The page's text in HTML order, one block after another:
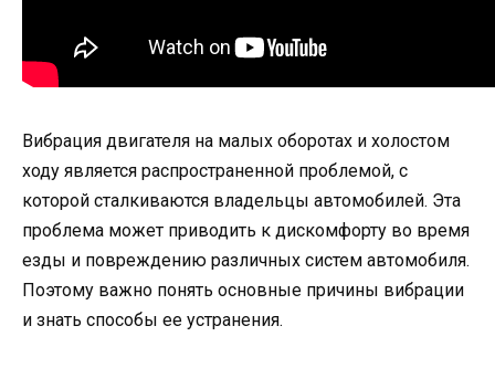
Вибрация двигателя на малых оборотах и холостом
ходу является распространенной проблемой, с
которой сталкиваются владельцы автомобилей. Эта
проблема может приводить к дискомфорту во время
езды и повреждению различных систем автомобиля.
Поэтому важно понять основные причины вибрации
и знать способы ее устранения.